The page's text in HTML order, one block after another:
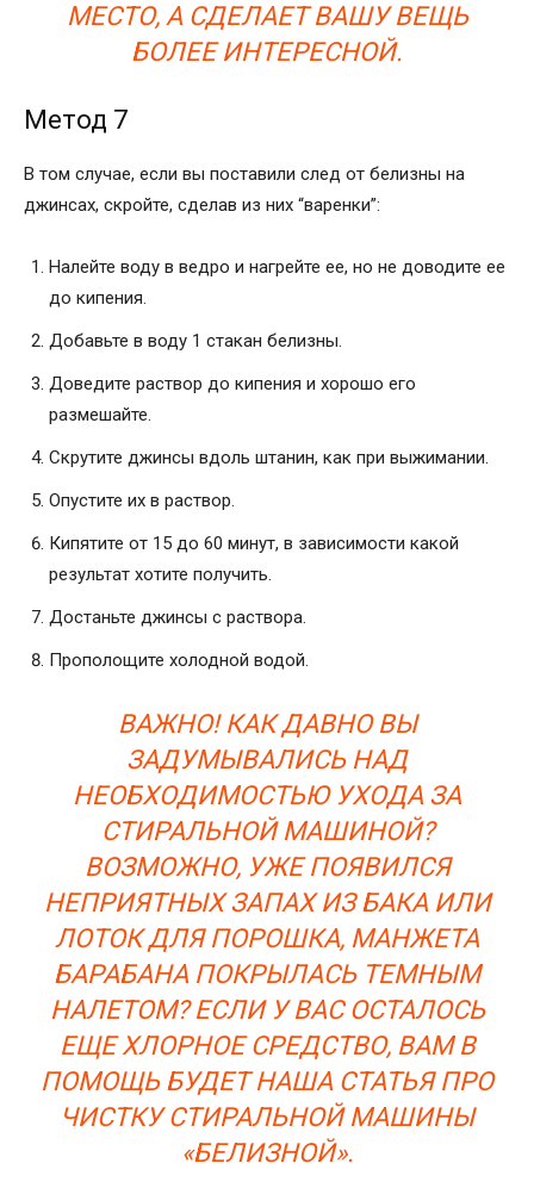
МЕСТО, А СДЕЛАЕТ ВАШУ ВЕЩЬ
БОЛЕЕ ИНТЕРЕСНОЙ.
Метод 7
В том случае, если вы поставили след от белизны на
джинсах, скройте, сделав из них “варенки”:
Налейте воду в ведро и нагрейте ее, но не доводите ее
до кипения.
Добавьте в воду 1 стакан белизны.
Доведите раствор до кипения и хорошо его
размешайте.
Скрутите джинсы вдоль штанин, как при выжимании.
Опустите их в раствор.
Кипятите от 15 до 60 минут, в зависимости какой
результат хотите получить.
Достаньте джинсы с раствора.
Прополощите холодной водой.
ВАЖНО! КАК ДАВНО ВЫ
ЗАДУМЫВАЛИСЬ НАД
НЕОБХОДИМОСТЬЮ УХОДА ЗА
СТИРАЛЬНОЙ МАШИНОЙ?
ВОЗМОЖНО, УЖЕ ПОЯВИЛСЯ
НЕПРИЯТНЫХ ЗАПАХ ИЗ БАКА ИЛИ
ЛОТОК ДЛЯ ПОРОШКА, МАНЖЕТА
БАРАБАНА ПОКРЫЛАСЬ ТЕМНЫМ
НАЛЕТОМ? ЕСЛИ У ВАС ОСТАЛОСЬ
ЕЩЕ ХЛОРНОЕ СРЕДСТВО, ВАМ В
ПОМОЩЬ БУДЕТ НАША СТАТЬЯ ПРО
ЧИСТКУ СТИРАЛЬНОЙ МАШИНЫ
«БЕЛИЗНОЙ».